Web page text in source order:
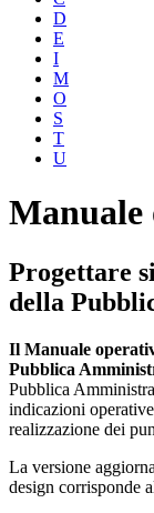
D
E
I
M
O
S
T
U
Manuale
Progettare
della
Il Manuale
Pubblica
Pubblica
indicazioni
realizzazione dei
La versione
design corrisponde